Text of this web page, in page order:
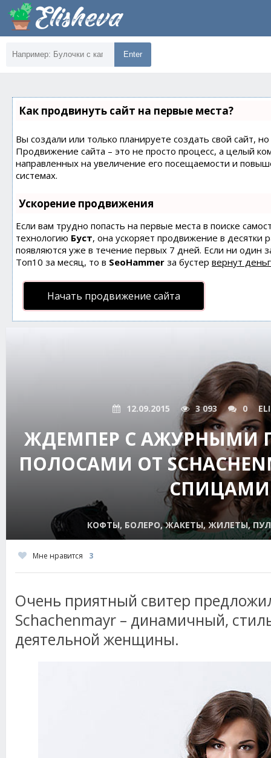
Enter
Как продвинуть сайт на первые места?
Вы создали или только планируете создать свой сайт,
Продвижение сайта – это не просто процесс, а целый
направленных на увеличение его посещаемости и
системах.
Ускорение продвижения
Если вам трудно попасть на первые места в поиске
технологию Буст, она ускоряет продвижение в десятки
появляются уже в течение первых 7 дней. Если ни один
Топ10 за месяц, то в SeoHammer за бустер вернут
Начать продвижение сайта
12.09.2015 3 093 0
ЖДЕМПЕР С АЖУРНЫМИ
ПОЛОСАМИ ОТ
СПИЦАМИ
КОФТЫ, БОЛЕРО, ЖАКЕТЫ, ЖИЛЕТЫ,
Мне нравится 3
Очень приятный свитер
Schachenmayr – динамичный,
деятельной женщины.